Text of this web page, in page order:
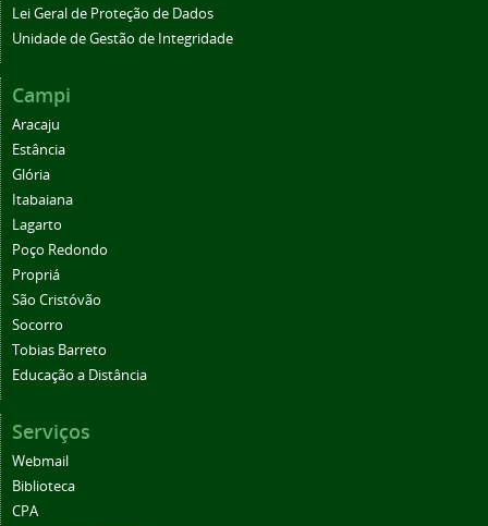
Lei Geral de Proteção de Dados
Unidade de Gestão de Integridade
Campi
Aracaju
Estância
Glória
Itabaiana
Lagarto
Poço Redondo
Propriá
São Cristóvão
Socorro
Tobias Barreto
Educação a Distância
Serviços
Webmail
Biblioteca
CPA